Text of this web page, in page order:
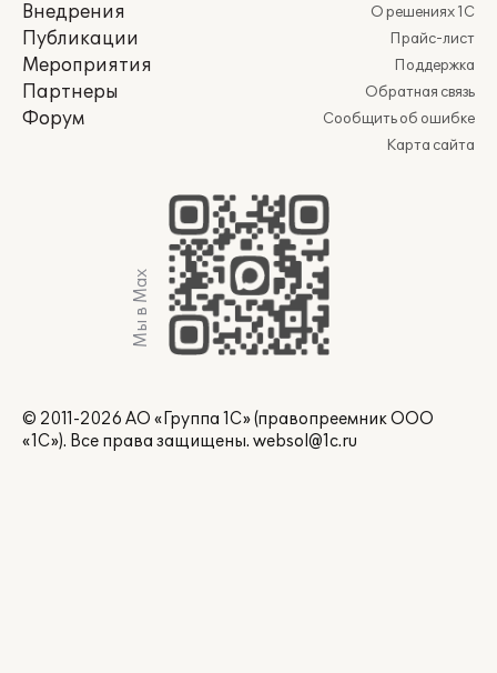
Внедрения
Публикации
Мероприятия
Партнеры
Форум
О решениях 1С
Прайс-лист
Поддержка
Обратная связь
Сообщить об ошибке
Карта сайта
Мы в Max
© 2011-2026 АО «Группа 1С» (правопреемник ООО
«1С»). Все права защищены. websol@1c.ru